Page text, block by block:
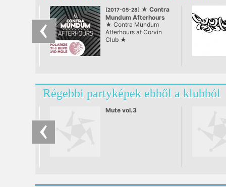
[2017-05-28] ★ Contra
Mundum Afterhours
at Corvin Club ★
★ Contra Mundum
Afterhours at Corvin
Club ★
Régebbi partyképek ebből a klubból
Mute vol.3